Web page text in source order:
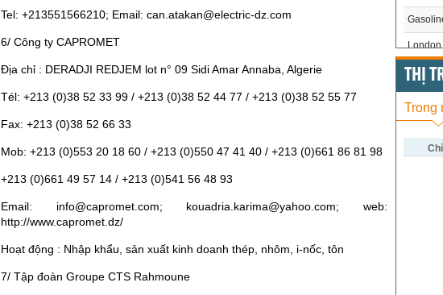
Tel: +213551566210; Email: can.atakan@electric-dz.com
6/ Công ty CAPROMET
Địa chỉ : DERADJI REDJEM lot n° 09 Sidi Amar Annaba, Algerie
Tél: +213 (0)38 52 33 99 / +213 (0)38 52 44 77 / +213 (0)38 52 55 77
Fax: +213 (0)38 52 66 33
Mob: +213 (0)553 20 18 60 / +213 (0)550 47 41 40 / +213 (0)661 86 81 98
+213 (0)661 49 57 14 / +213 (0)541 56 48 93
Email: info@capromet.com; kouadria.karima@yahoo.com; web:
http://www.capromet.dz/
Hoạt động : Nhập khẩu, sản xuất kinh doanh thép, nhôm, i-nốc, tôn
7/ Tập đoàn Groupe CTS Rahmoune
London
US
US
US
THỊ
Trong